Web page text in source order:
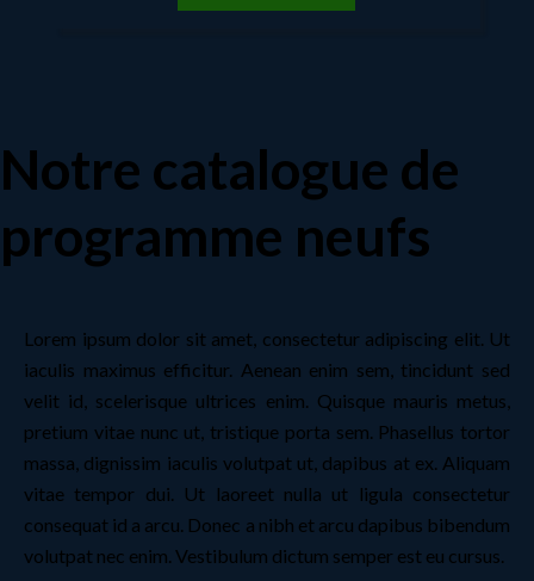
Notre catalogue de
programme neufs
Lorem ipsum dolor sit amet, consectetur adipiscing elit. Ut
iaculis maximus efficitur. Aenean enim sem, tincidunt sed
velit id, scelerisque ultrices enim. Quisque mauris metus,
pretium vitae nunc ut, tristique porta sem. Phasellus tortor
massa, dignissim iaculis volutpat ut, dapibus at ex. Aliquam
vitae tempor dui. Ut laoreet nulla ut ligula consectetur
consequat id a arcu. Donec a nibh et arcu dapibus bibendum
volutpat nec enim. Vestibulum dictum semper est eu cursus.